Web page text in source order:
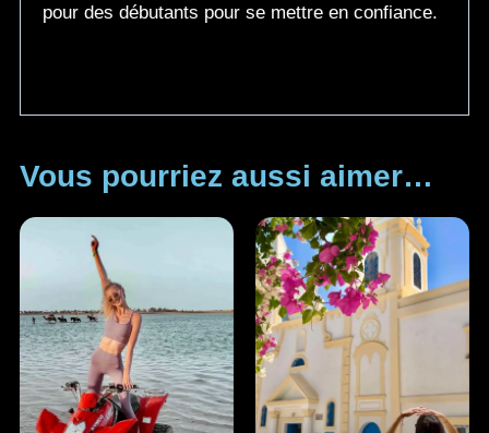
pour des débutants pour se mettre en confiance.
Vous pourriez aussi aimer…